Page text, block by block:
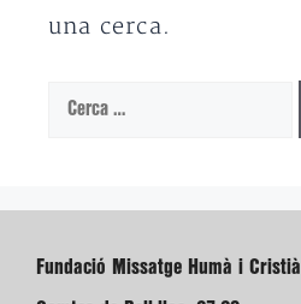
una cerca.
Cerca:
Fundació Missatge Humà i Cristià